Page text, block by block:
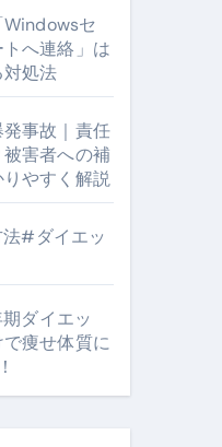
別に選ぶコツと、失敗し
#小林将大
Windowsセ
へ連絡」は
処法
事故｜責任
害者への補
やすく解説
#ダイエッ
ダイエッ
で痩せ体質に